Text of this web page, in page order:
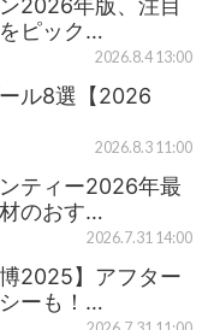
2026年版、注目
ピック…
2026.8.4 13:00
ル8選【2026
2026.8.3 11:00
ティー2026年最
のおす…
2026.7.31 14:00
2025】アフター
ーも！…